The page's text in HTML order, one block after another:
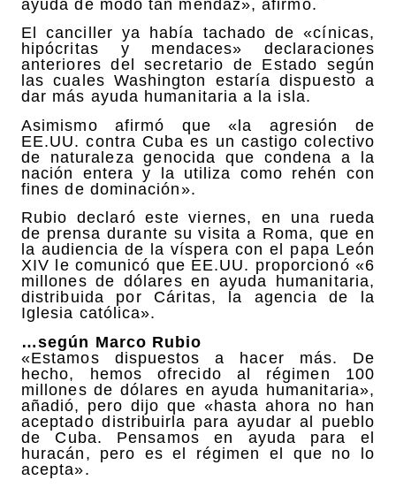
ayuda de modo tan mendaz», afirmó.
El canciller ya había tachado de «cínicas,
hipócritas y mendaces» declaraciones
anteriores del secretario de Estado según
las cuales Washington estaría dispuesto a
dar más ayuda humanitaria a la isla.
Asimismo afirmó que «la agresión de
EE.UU. contra Cuba es un castigo colectivo
de naturaleza genocida que condena a la
nación entera y la utiliza como rehén con
fines de dominación».
Rubio declaró este viernes, en una rueda
de prensa durante su visita a Roma, que en
la audiencia de la víspera con el papa León
XIV le comunicó que EE.UU. proporcionó «6
millones de dólares en ayuda humanitaria,
distribuida por Cáritas, la agencia de la
Iglesia católica».
…según Marco Rubio
«Estamos dispuestos a hacer más. De
hecho, hemos ofrecido al régimen 100
millones de dólares en ayuda humanitaria»,
añadió, pero dijo que «hasta ahora no han
aceptado distribuirla para ayudar al pueblo
de Cuba. Pensamos en ayuda para el
huracán, pero es el régimen el que no lo
acepta».